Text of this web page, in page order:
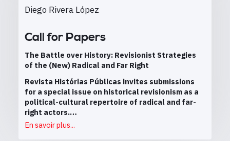
Diego Rivera López
Call for Papers
The Battle over History: Revisionist Strategies
of the (New) Radical and Far Right
Revista Histórias Públicas invites submissions
for a special issue on historical revisionism as a
political-cultural repertoire of radical and far-
right actors.…
En savoir plus...